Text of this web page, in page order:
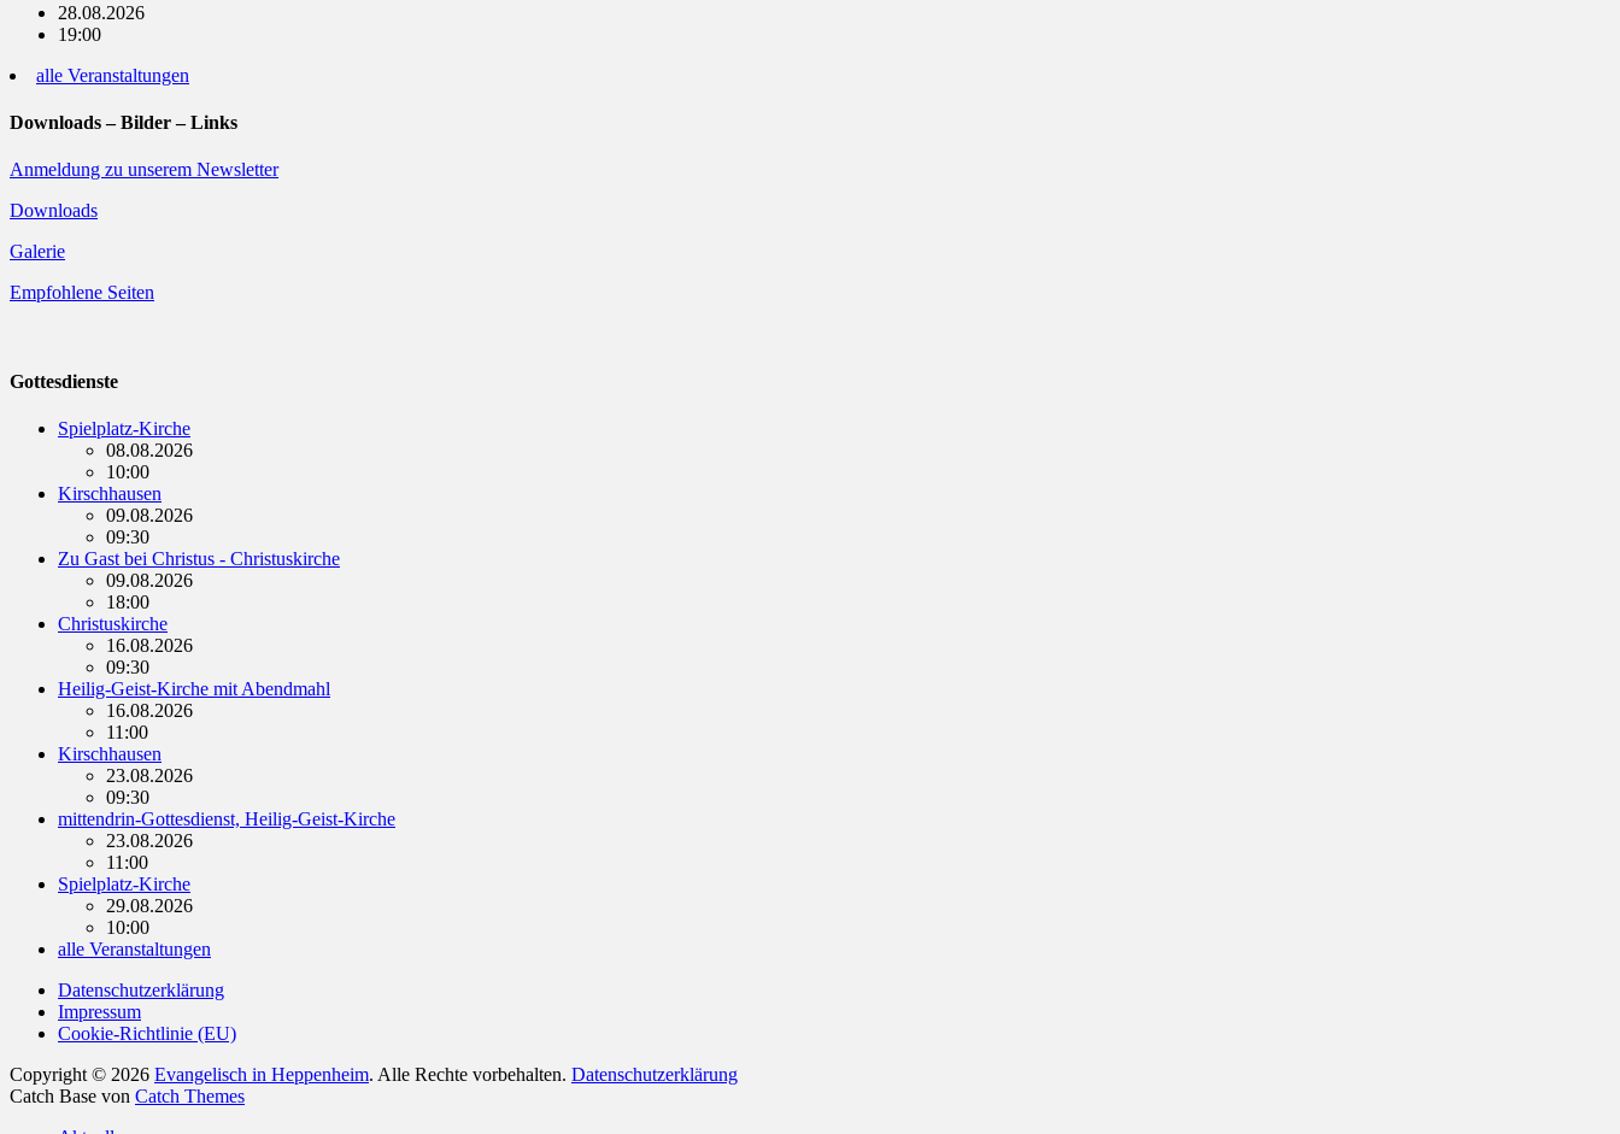
28.08.2026
19:00
alle Veranstaltungen
Downloads – Bilder – Links
Anmeldung zu unserem Newsletter
Downloads
Galerie
Empfohlene Seiten
Gottesdienste
Spielplatz-Kirche
08.08.2026
10:00
Kirschhausen
09.08.2026
09:30
Zu Gast bei Christus - Christuskirche
09.08.2026
18:00
Christuskirche
16.08.2026
09:30
Heilig-Geist-Kirche mit Abendmahl
16.08.2026
11:00
Kirschhausen
23.08.2026
09:30
mittendrin-Gottesdienst, Heilig-Geist-Kirche
23.08.2026
11:00
Spielplatz-Kirche
29.08.2026
10:00
alle Veranstaltungen
Datenschutzerklärung
Impressum
Cookie-Richtlinie (EU)
Copyright © 2026 Evangelisch in Heppenheim. Alle Rechte vorbehalten. Datenschutzerklärung
Catch Base von Catch Themes